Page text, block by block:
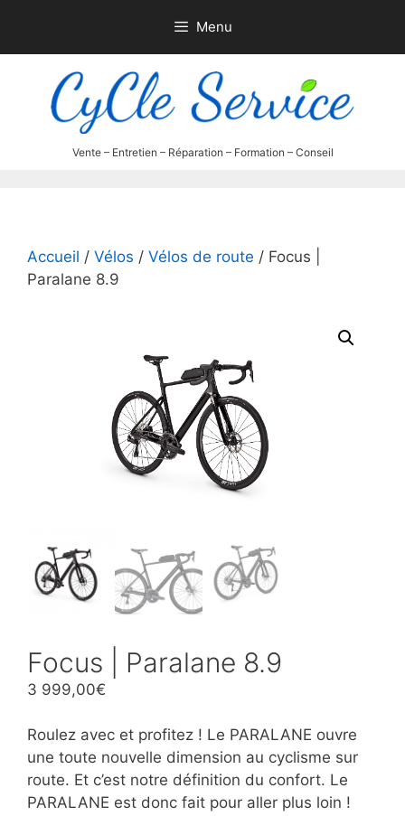
contenu
Menu
Accueil / Vélos / Vélos de route / Focus |
Paralane 8.9
Focus | Paralane 8.9
3 999,00€
Roulez avec et profitez ! Le PARALANE ouvre
une toute nouvelle dimension au cyclisme sur
route. Et c’est notre définition du confort. Le
PARALANE est donc fait pour aller plus loin !